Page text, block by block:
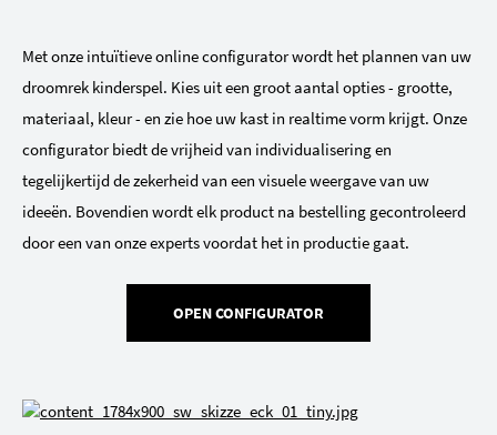
Met onze intuïtieve online configurator wordt het plannen van uw
droomrek kinderspel. Kies uit een groot aantal opties - grootte,
materiaal, kleur - en zie hoe uw kast in realtime vorm krijgt. Onze
configurator biedt de vrijheid van individualisering en
tegelijkertijd de zekerheid van een visuele weergave van uw
ideeën. Bovendien wordt elk product na bestelling gecontroleerd
door een van onze experts voordat het in productie gaat.
OPEN CONFIGURATOR